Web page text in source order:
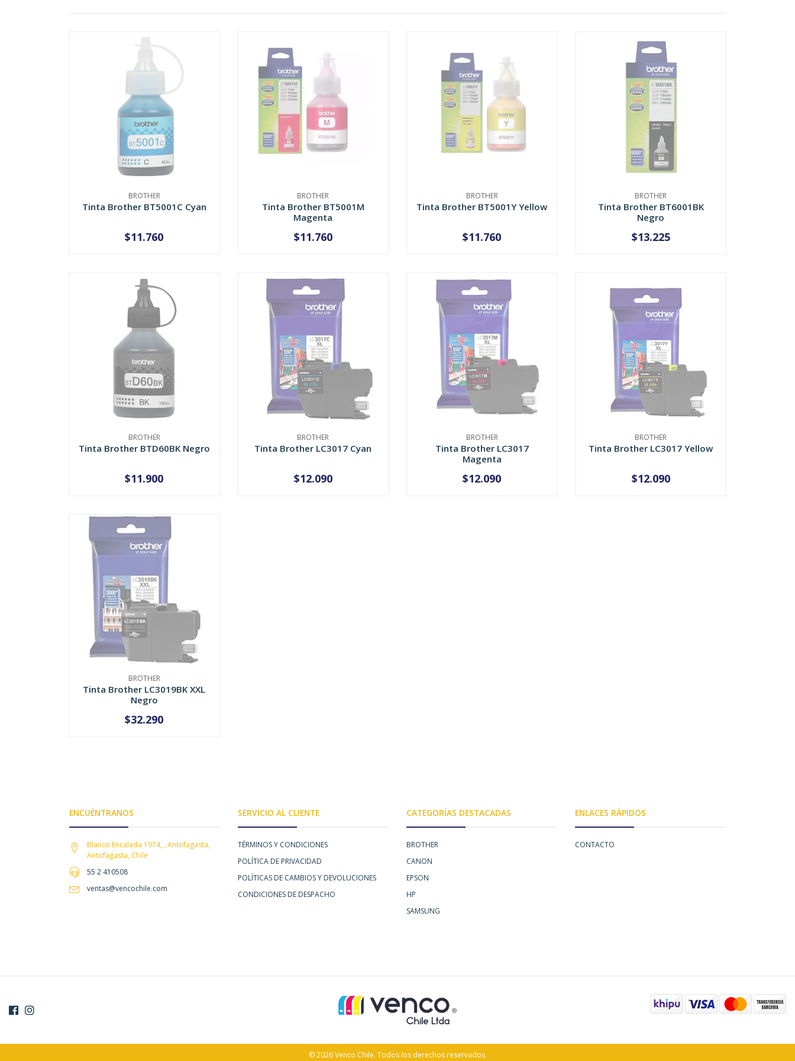
BROTHER
Tinta Brother BT5001C Cyan
AGOTADO
$11.760
BROTHER
Tinta Brother BT5001M
Magenta
AGOTADO
$11.760
BROTHER
Tinta Brother BT5001Y Yellow
AGOTADO
$11.760
BROTHER
Tinta Brother BT6001BK
Negro
AGOTADO
$13.225
BROTHER
Tinta Brother BTD60BK Negro
AGOTADO
$11.900
BROTHER
Tinta Brother LC3017 Cyan
AGOTADO
$12.090
BROTHER
Tinta Brother LC3017
Magenta
AGOTADO
$12.090
BROTHER
Tinta Brother LC3017 Yellow
AGOTADO
$12.090
BROTHER
Tinta Brother LC3019BK XXL
Negro
AGOTADO
$32.290
ENCUÉNTRANOS
Blanco Encalada 1974, , Antofagasta,
Antofagasta, Chile
55 2 410508
ventas@vencochile.com
SERVICIO AL CLIENTE
TÉRMINOS Y CONDICIONES
POLÍTICA DE PRIVACIDAD
POLÍTICAS DE CAMBIOS Y DEVOLUCIONES
CONDICIONES DE DESPACHO
CATEGORÍAS DESTACADAS
BROTHER
CANON
EPSON
HP
SAMSUNG
ENLACES RÁPIDOS
CONTACTO
© 2026 Venco Chile. Todos los derechos reservados.